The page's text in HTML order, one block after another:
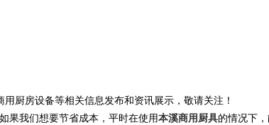
厨房设备等相关信息发布和资讯展示，敬请关注！
果我们想要节省成本，平时在使用本溪商用厨具的情况下